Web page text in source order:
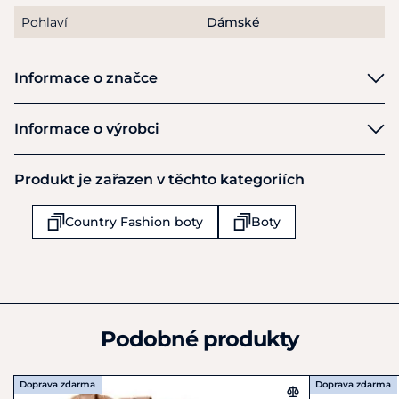
Vynikající každodenní podpora a pohodlí: Základní
technologie Ariat®, Four Layer Rebound (4LR™)
stabilizuje chodidlo pro celodenní výkon. Čtyřvrstvá stélka
poskytuje vynikající komfort.
Pohlaví Dámské
Informace o značce
Ariat
Informace o výrobci
ARIAT EU B.V.
Muiderstraat 1
Amsterdam
info.ae@ariat.com
Produkt je zařazen v těchto kategoriích
Country Fashion boty Boty
Podobné produkty
Doprava zdarma Doprava zdarma